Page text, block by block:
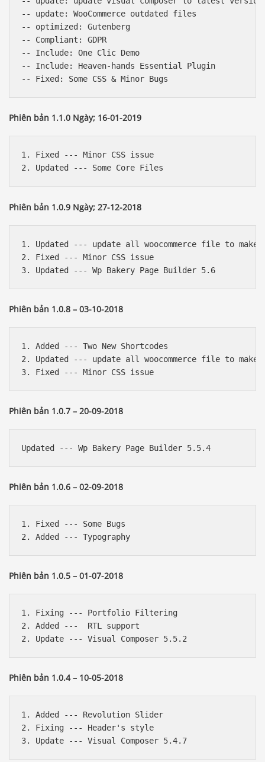
-- update: WooCommerce outdated files
-- optimized: Gutenberg
-- Compliant: GDPR
-- Include: One Clic Demo
-- Include: Heaven-hands Essential Plugin
Phiên bản 1.1.0 Ngày; 16-01-2019
1. Fixed --- Minor CSS issue
Phiên bản 1.0.9 Ngày; 27-12-2018
1. Updated --- update all woocommerce file to
2. Fixed --- Minor CSS issue
Phiên bản 1.0.8 – 03-10-2018
1. Added --- Two New Shortcodes
2. Updated --- update all woocommerce file to
Phiên bản 1.0.7 – 20-09-2018
Phiên bản 1.0.6 – 02-09-2018
1. Fixed --- Some Bugs
Phiên bản 1.0.5 – 01-07-2018
1. Fixing --- Portfolio Filtering
2. Added ---  RTL support
Phiên bản 1.0.4 – 10-05-2018
1. Added --- Revolution Slider
2. Fixing --- Header's style